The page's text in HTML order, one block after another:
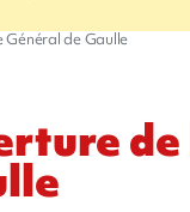
Général de Gaulle